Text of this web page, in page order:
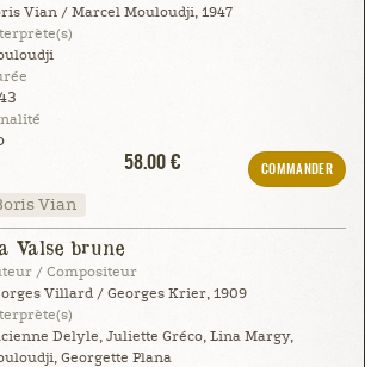
Vian / Marcel Mouloudji, 1947
58.00 €
COMMANDER
Vian
Valse brune
/ Compositeur
Villard / Georges Krier, 1909
Delyle, Juliette Gréco, Lina Margy,
Georgette Plana